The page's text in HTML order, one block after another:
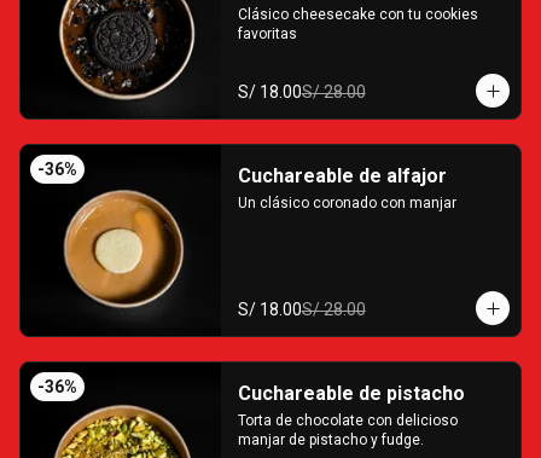
Clásico cheesecake con tu cookies
favoritas
S/ 18.00S/ 28.00
-36% Cuchareable de alfajor
Un clásico coronado con manjar
S/ 18.00S/ 28.00
-36% Cuchareable de pistacho
Torta de chocolate con delicioso
manjar de pistacho y fudge.